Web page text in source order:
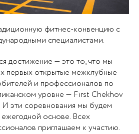
фитнес-конвенцию с
специалистами.
достижение — это то, что мы
первых открытые межклубные
и профессионалов по
уровне — First Chekhov
эти соревнования мы будем
основе. Всех
приглашаем к участию.